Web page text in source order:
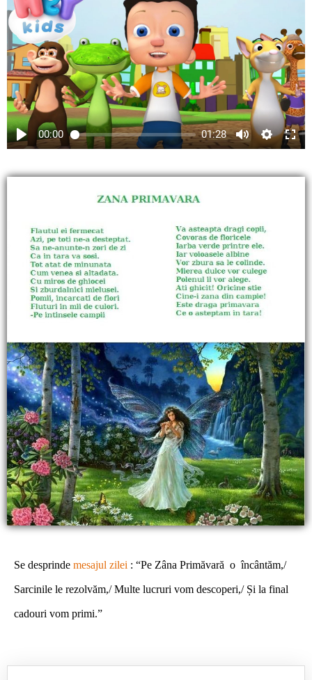
00:00 01:28
Se desprinde mesajul zilei : “Pe Zâna Primăvară o încântăm,/
Sarcinile le rezolvăm,/ Multe lucruri vom descoperi,/ Și la final
cadouri vom primi.”